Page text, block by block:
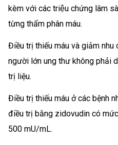
kèm với các triệu chứng lâm
từng thẩm phân máu.
Điều trị thiếu máu và giảm nhu
người lớn ung thư không phải
trị liệu.
Điều trị thiếu máu ở các bệnh
điều trị bằng zidovudin có
500 mU/mL.